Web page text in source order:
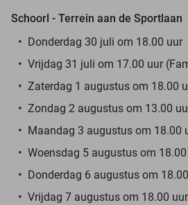
Schoorl - Terrein aan de Sportlaan
Donderdag 30 juli om 18.00 uur
Vrijdag 31 juli om 17.00 uur
Zaterdag 1 augustus om 18.00
Zondag 2 augustus om 13.00
Maandag 3 augustus om 18.00
Woensdag 5 augustus om
Donderdag 6 augustus om
Vrijdag 7 augustus om 18.00